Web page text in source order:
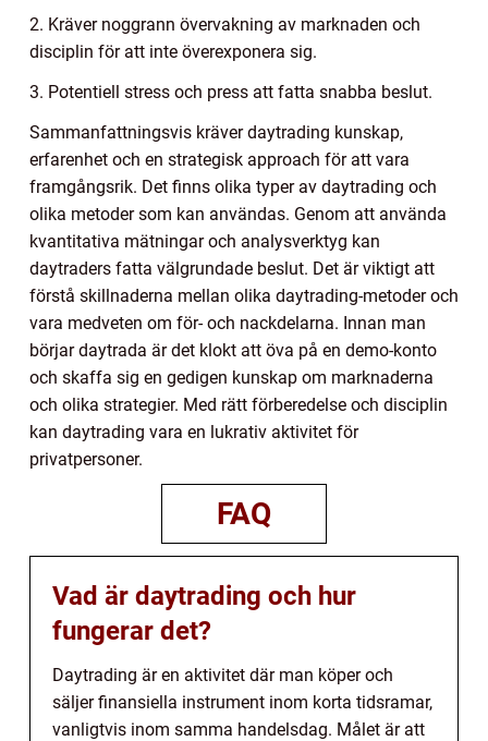
2. Kräver noggrann övervakning av marknaden och
disciplin för att inte överexponera sig.
3. Potentiell stress och press att fatta snabba beslut.
Sammanfattningsvis kräver daytrading kunskap,
erfarenhet och en strategisk approach för att vara
framgångsrik. Det finns olika typer av daytrading och
olika metoder som kan användas. Genom att använda
kvantitativa mätningar och analysverktyg kan
daytraders fatta välgrundade beslut. Det är viktigt att
förstå skillnaderna mellan olika daytrading-metoder och
vara medveten om för- och nackdelarna. Innan man
börjar daytrada är det klokt att öva på en demo-konto
och skaffa sig en gedigen kunskap om marknaderna
och olika strategier. Med rätt förberedelse och disciplin
kan daytrading vara en lukrativ aktivitet för
privatpersoner.
FAQ
Vad är daytrading och hur
fungerar det?
Daytrading är en aktivitet där man köper och
säljer finansiella instrument inom korta tidsramar,
vanligtvis inom samma handelsdag. Målet är att